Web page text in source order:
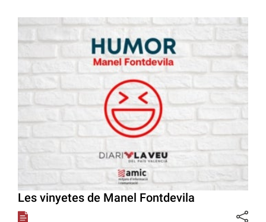
Les vinyetes de Manel Fontdevila